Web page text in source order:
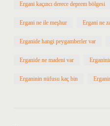
Ergani kaçıncı derece deprem bölgesi
Ergani ne ile meşhur Ergani ne
Erganide hangi peygamberler var
Erganide ne madeni var
Erganinin nüfusu kaç bin